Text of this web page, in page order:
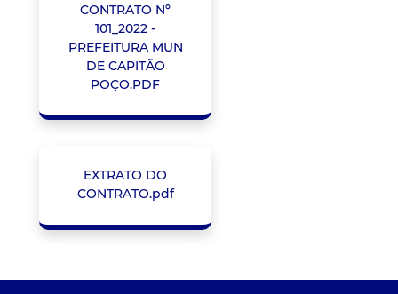
CONTRATO Nº
101_2022 -
PREFEITURA MUN
DE CAPITÃO
POÇO.PDF
EXTRATO DO
CONTRATO.pdf